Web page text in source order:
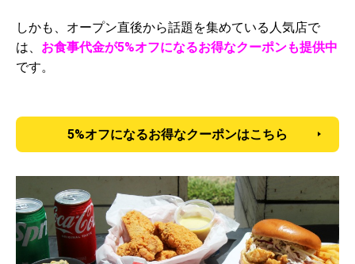
しかも、オープン直後から話題を集めている人気店で
は、 お食事代金が5%オフになるお得なクーポンも提供中
です。
5%オフになるお得なクーポンはこちら